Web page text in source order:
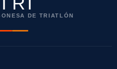
DE TRIATLÓN